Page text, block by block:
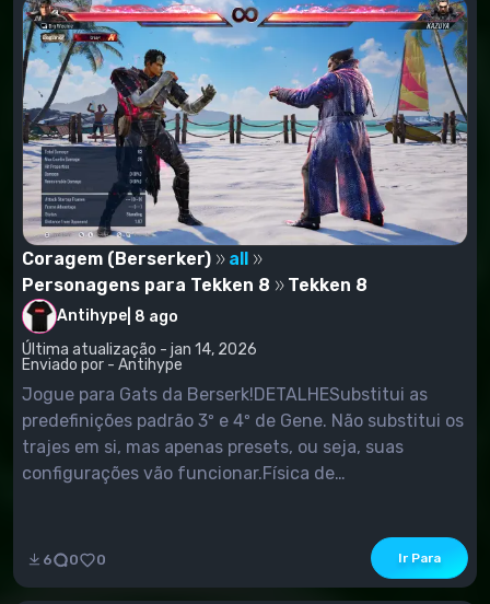
Coragem (Berserker)
all
Personagens para Tekken 8
Tekken 8
Antihype 8 ago
Última atualização - jan 14, 2026
Enviado por - Antihype
Jogue para Gats da Berserk!DETALHESubstitui as
predefinições padrão 3º e 4º de Gene. Não substitui os
trajes em si, mas apenas presets, ou seja, suas
configurações vão funcionar.Física de
Installation]\Polaris\Content\Paks. Crie um se ele
6 0 0 Ir Para